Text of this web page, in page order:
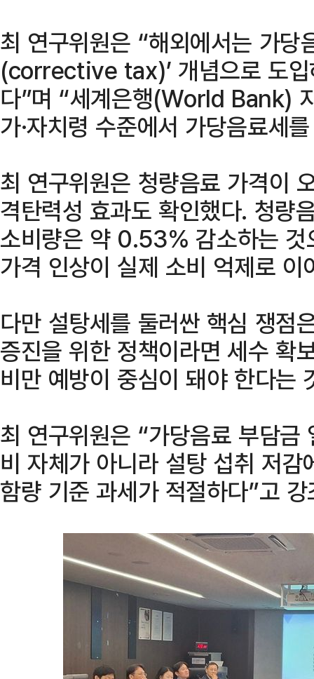
최 연구위원은 “해외에서는 가당
(corrective tax)’ 개념으로 도입
다”며 “세계은행(World Bank)
가·자치령 수준에서 가당음료세
최 연구위원은 청량음료 가격이
격탄력성 효과도 확인했다. 청량
소비량은 약 0.53% 감소하는 것
가격 인상이 실제 소비 억제로
다만 설탕세를 둘러싼 핵심 쟁점
증진을 위한 정책이라면 세수 확
비만 예방이 중심이 돼야 한다는
최 연구위원은 “가당음료 부담
비 자체가 아니라 설탕 섭취 저
함량 기준 과세가 적절하다”고